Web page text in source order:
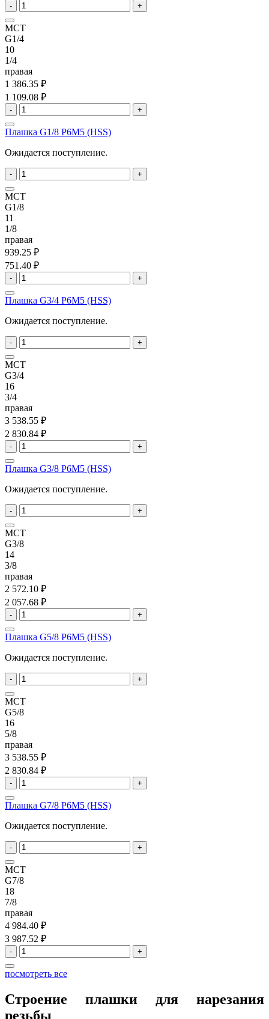
- +
MCT
G1/4
10
1/4
правая
1 386.35 ₽
1 109.08 ₽
- +
Плашка G1/8 P6M5 (HSS)
Ожидается поступление.
- +
MCT
G1/8
11
1/8
правая
939.25 ₽
751.40 ₽
- +
Плашка G3/4 P6M5 (HSS)
Ожидается поступление.
- +
MCT
G3/4
16
3/4
правая
3 538.55 ₽
2 830.84 ₽
- +
Плашка G3/8 P6M5 (HSS)
Ожидается поступление.
- +
MCT
G3/8
14
3/8
правая
2 572.10 ₽
2 057.68 ₽
- +
Плашка G5/8 P6M5 (HSS)
Ожидается поступление.
- +
MCT
G5/8
16
5/8
правая
3 538.55 ₽
2 830.84 ₽
- +
Плашка G7/8 P6M5 (HSS)
Ожидается поступление.
- +
MCT
G7/8
18
7/8
правая
4 984.40 ₽
3 987.52 ₽
- +
посмотреть все
Строение плашки для нарезания
резьбы